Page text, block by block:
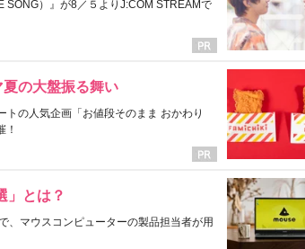
SONG）』が8／５よりJ:COM STREAMで
の大盤振る舞い
の人気企画「お値段そのまま おかわり
！
」とは？
、マウスコンピューターの製品担当者が用